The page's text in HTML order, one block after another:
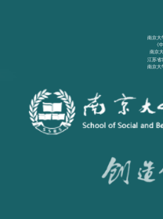
南京大
《
南京
江苏省
南京大